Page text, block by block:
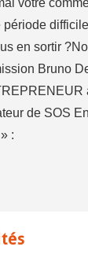
votre
en sortir
Bruno
de SOS
: